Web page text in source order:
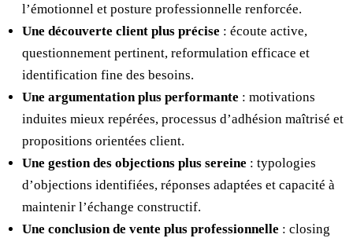
l’émotionnel et posture professionnelle renforcée.
Une découverte client plus précise : écoute active,
questionnement pertinent, reformulation efficace et
identification fine des besoins.
Une argumentation plus performante : motivations
induites mieux repérées, processus d’adhésion maîtrisé et
propositions orientées client.
Une gestion des objections plus sereine : typologies
d’objections identifiées, réponses adaptées et capacité à
maintenir l’échange constructif.
Une conclusion de vente plus professionnelle : closing